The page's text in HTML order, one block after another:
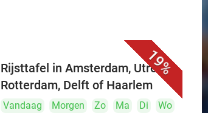
19%
Rijsttafel in Amsterdam, Utrecht,
Rotterdam, Delft of Haarlem
Vandaag Morgen Zo Ma Di
Wo